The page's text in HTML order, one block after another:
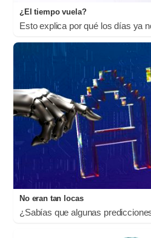
¿El tiempo vuela?
Esto explica por qué los días ya
No eran tan locas
¿Sabías que algunas